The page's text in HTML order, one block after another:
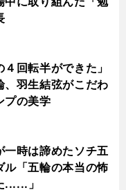
４回転半ができた」
、羽生結弦がこだわ
プの美学
一時は諦めたソチ五
ル「五輪の本当の怖
......」